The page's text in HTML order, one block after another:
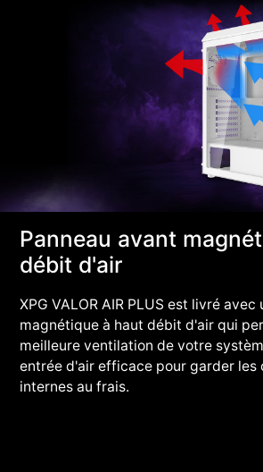
Panneau avant
débit d'air
XPG VALOR AIR PLUS est livré
magnétique à haut débit d'air qui
meilleure ventilation de votre
entrée d'air efficace pour garder les
internes au frais.